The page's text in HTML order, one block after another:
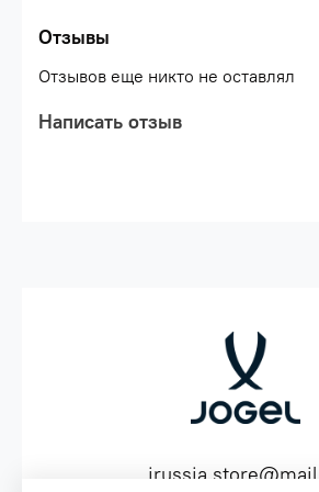
Отзывы
Отзывов еще никто не оставлял
Написать отзыв